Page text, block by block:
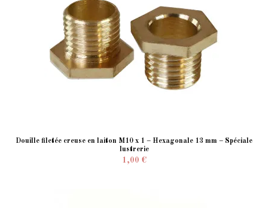
Douille filetée creuse en laiton M10 x 1 – Hexagonale 13 mm – Spéciale
lustrerie
1,00 €